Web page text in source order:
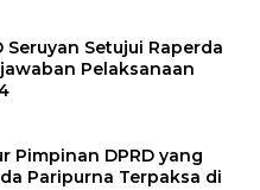
Seruyan Setujui Raperda
Pelaksanaan
Pimpinan DPRD yang
Paripurna Terpaksa di